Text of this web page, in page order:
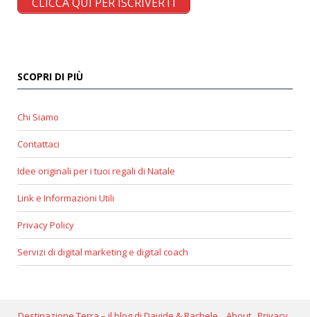
SCOPRI DI PIÙ
Chi Siamo
Contattaci
Idee originali per i tuoi regali di Natale
Link e Informazioni Utili
Privacy Policy
Servizi di digital marketing e digital coach